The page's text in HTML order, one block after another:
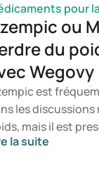
pour
ou
du
Wegovy
est
les discussions
mais il est
du
la suite